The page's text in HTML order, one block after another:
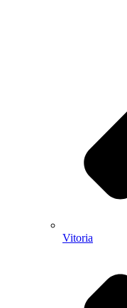
Vitoria